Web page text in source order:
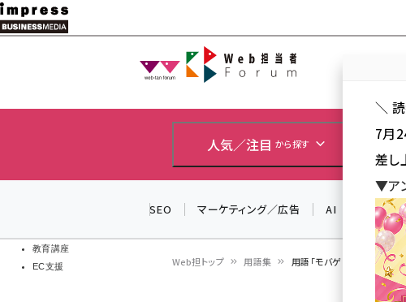
メ
イ
教育講座
EC支援
Web担当者Forum
人気／注目 から探す カ
SEO マーケティング／広告 AI SNS
Web担トップ 用語集 用語「モバゲー」 が使われ
＼
7月
差し
▼ア